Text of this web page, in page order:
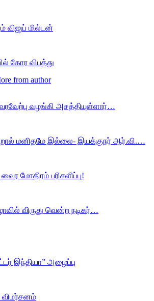
விஜய் மில்டன்
கோர விபத்து
from author
வரவேற்பு வழங்கி அசத்தியுள்ளார்…
மனிதமே இல்லை- இயக்குநர் ஆர்.வி.…
மோதிரம் பரிசளிப்பு!
விருது வென்ற நடிகர்…
இந்தியா” அழைப்பு
விமர்சனம்